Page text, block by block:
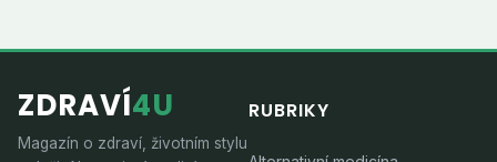
ZDRAVÍ4U
Magazín o zdraví, životním stylu
RUBRIKY